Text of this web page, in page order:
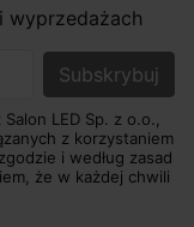
wyprzedażach
LED Sp. z o.o.,
z korzystaniem
i według zasad
że w każdej chwili